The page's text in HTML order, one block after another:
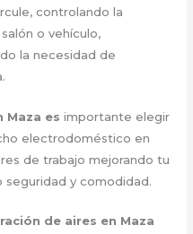
controlando la
o vehículo,
la necesidad de
Maza esimportante elegir
electrodoméstico en
de trabajo mejorando tu
seguridad y comodidad.
de aires en Maza